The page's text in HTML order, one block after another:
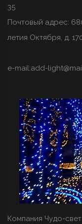
35
Почтовый адрес:
летия Октября, д.
e-mail:add-
Компания Чудо-